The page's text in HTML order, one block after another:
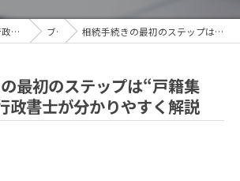
石川県金沢市の行政書士なら行政書士高見裕樹事務所 ブログ 相続手続きの最初のステップは“戸籍集め”から｜行政書士が分かりやすく解説
最初のステップは“戸籍集
政書士が分かりやすく解説